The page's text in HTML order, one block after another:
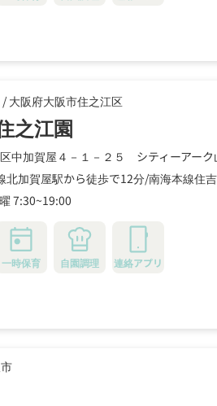
/大阪府大阪市住之江区
之江園
中加賀屋４－１－２５ シティーアーク
北加賀屋駅から徒歩で12分 南海本線住
7:30~19:00
一時保育 自園調理 連絡アプリ